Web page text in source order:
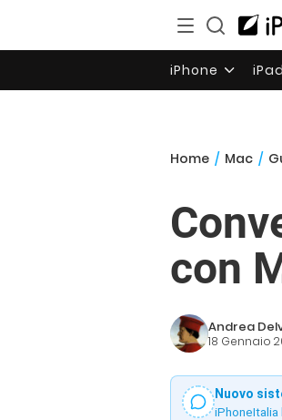
iPhone iPad
Home / Mac /
con
Andrea
18 Gennaio
Nuovo